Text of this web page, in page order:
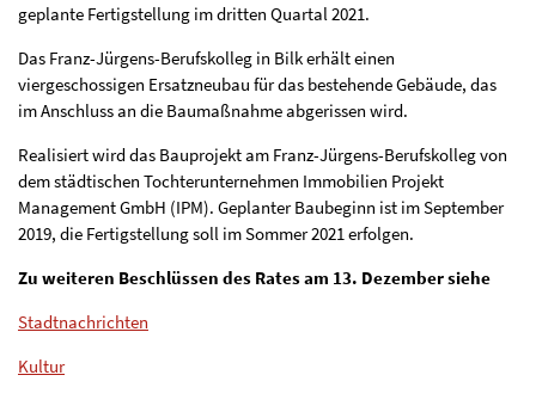
geplante Fertigstellung im dritten Quartal 2021.
Das Franz-Jürgens-Berufskolleg in Bilk erhält einen
viergeschossigen Ersatzneubau für das bestehende Gebäude, das
im Anschluss an die Baumaßnahme abgerissen wird.
Realisiert wird das Bauprojekt am Franz-Jürgens-Berufskolleg von
dem städtischen Tochterunternehmen Immobilien Projekt
Management GmbH (IPM). Geplanter Baubeginn ist im September
2019, die Fertigstellung soll im Sommer 2021 erfolgen.
Zu weiteren Beschlüssen des Rates am 13. Dezember siehe
Stadtnachrichten
Kultur